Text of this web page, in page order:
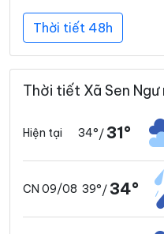
Thời tiết 48h
Thời tiết Xã Sen
Hiện tại 34°/ 31°
CN 09/08 39°/ 34°